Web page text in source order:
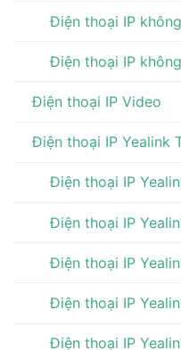
Điện thoại IP
Điện thoại IP
Điện thoại IP Video
Điện thoại IP Yealink
Điện thoại IP
Điện thoại IP
Điện thoại IP
Điện thoại IP
Điện thoại IP